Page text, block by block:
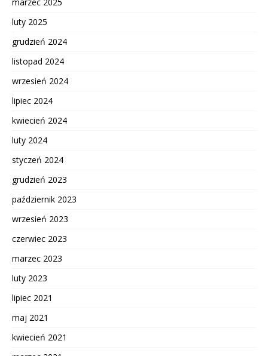
luty 2025
grudzień 2024
listopad 2024
wrzesień 2024
lipiec 2024
kwiecień 2024
luty 2024
styczeń 2024
grudzień 2023
październik 2023
wrzesień 2023
czerwiec 2023
marzec 2023
luty 2023
lipiec 2021
maj 2021
kwiecień 2021